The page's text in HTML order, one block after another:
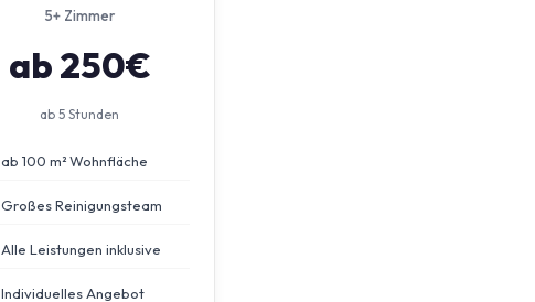
5+ Zimmer
ab 250€
ab 5 Stunden
ab 100 m² Wohnfläche
Großes Reinigungsteam
Alle Leistungen inklusive
Individuelles Angebot